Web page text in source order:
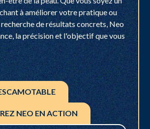
à améliorer votre pratique ou
de résultats concrets, Neo
la précision et l'objectif que vous
NEO EN ACTION